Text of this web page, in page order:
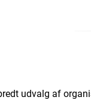
udvalg af